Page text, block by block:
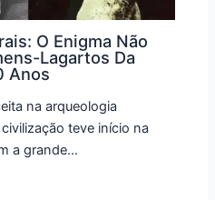
O Enigma Não
Lagartos Da
Anos
na arqueologia
teve início na
a grande…